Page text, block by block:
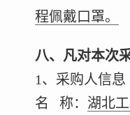
程佩戴口罩。
八、凡对本次
1、采购人信息
名 称： 湖北